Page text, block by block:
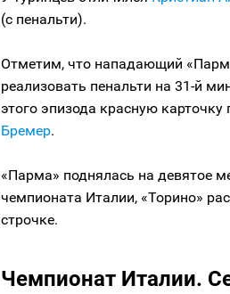
(с пенальти).
Отметим, что нападающий
реализовать пенальти на 31-й
этого эпизода красную карточку
Бремер.
«Парма» поднялась на девятое
чемпионата Италии, «Торино»
строчке.
Чемпионат Италии.